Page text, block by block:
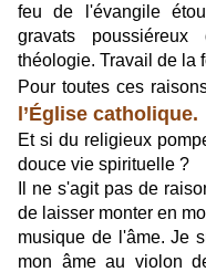
feu de l'évangile
gravats
théologie. Travail de la
Pour toutes ces
l’Église catholique.
Et si du religieux
douce vie spirituelle ?
Il ne s'agit pas de
de laisser monter en
musique de l'âme. Je
mon âme au violon